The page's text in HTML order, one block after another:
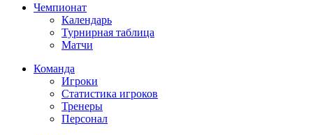
Чемпионат
Календарь
Турнирная таблица
Матчи
Команда
Игроки
Статистика игроков
Тренеры
Персонал